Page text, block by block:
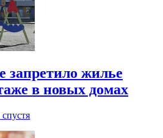
запретило жилье
в новых домах
спустя